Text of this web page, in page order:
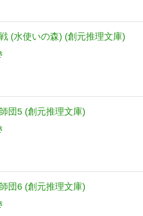
(水使いの森) (創元推理文庫)
団5 (創元推理文庫)
団6 (創元推理文庫)